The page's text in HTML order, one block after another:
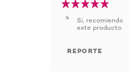
Si, recomiendo
este producto
REPORTE